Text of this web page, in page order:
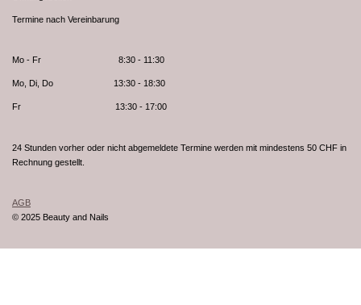
Termine nach Vereinbarung
Mo - Fr 8:30 - 11:30
Mo, Di, Do 13:30 - 18:30
Fr 13:30 - 17:00
24 Stunden vorher oder nicht abgemeldete Termine werden mit mindestens 50 CHF in
Rechnung gestellt.
AGB
© 2025 Beauty and Nails